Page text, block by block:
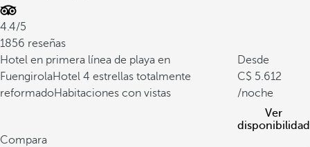
4.4/5
1856 reseñas
Hotel en primera línea de playa en
FuengirolaHotel 4 estrellas totalmente
reformadoHabitaciones con vistas
Desde
5.612
/noche
Ver
disponibilidad
Compara